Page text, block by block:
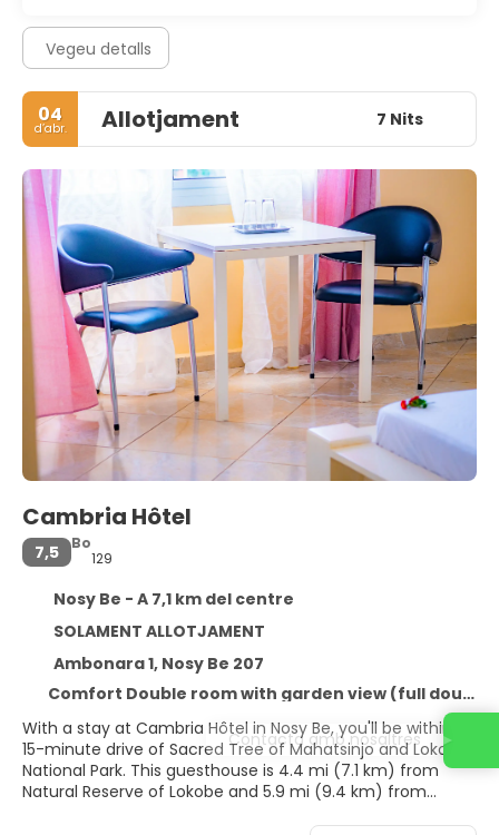
Vegeu detalls
04
d’abr. Allotjament 7 Nits
Cambria Hôtel
7,5
Bo
129
Nosy Be - A 7,1 km del centre
SOLAMENT ALLOTJAMENT
Ambonara 1, Nosy Be 207
Comfort Double room with garden view (full double bed) (queen size bed)
With a stay at Cambria Hôtel in Nosy Be, you'll be within a
15-minute drive of Sacred Tree of Mahatsinjo and Lokobe
National Park. This guesthouse is 4.4 mi (7.1 km) from
Natural Reserve of Lokobe and 5.9 mi (9.4 km) from
Contacta amb nosaltres